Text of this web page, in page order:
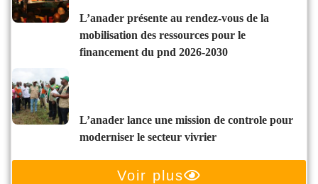
l’anader présente au rendez-vous de la
mobilisation des ressources pour le
financement du pnd 2026-2030
l’anader lance une mission de controle pour
moderniser le secteur vivrier
Voir plus